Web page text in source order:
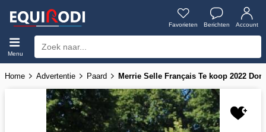
Favorieten Berichten Account
Menu
Home Advertentie Paard Merrie Selle Français Te koop 2022